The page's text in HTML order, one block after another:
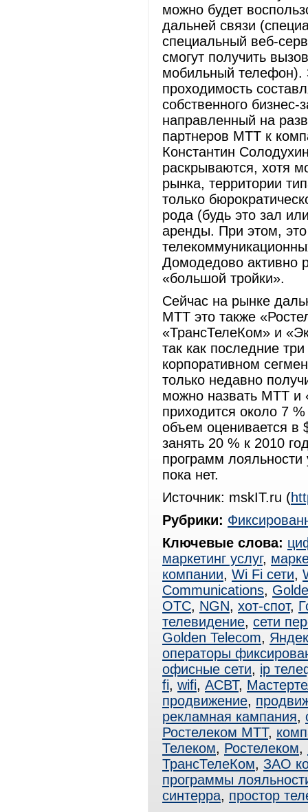
можно будет
дальней связи
специальный веб-
смогут получить
мобильный телефон).
проходимость
собственного
направленный на
партнеров МТТ к
Константин
раскрываются, хотя
рынка, территории
только
рода (будь это зал
аренды. При этом,
Домодедово активно
«большой тройки».
Сейчас на рынке
МТТ это также
«ТрансТелеКом» и
так как последние
корпоративном
только недавно
можно назвать МТТ и
приходится около 7
объем оценивается в
занять 20 % к 2010
программ лояльности
пока нет.
Источник: mskIT.ru (
Рубрики:
Ключевые слова:
маркетинг услуг,
компании, Wi Fi сети,
Communications,
ОТС, NGN, хот-спот,
телевидение, сети
Golden Telecom,
операторы
офисные сети, ip
fi, wifi, АСВТ,
продвижение,
рекламная кампания,
Ростелеком МТТ,
Телеком, Ростелеком,
ТрансТелеКом, ЗАО
программы
синтерра, простор